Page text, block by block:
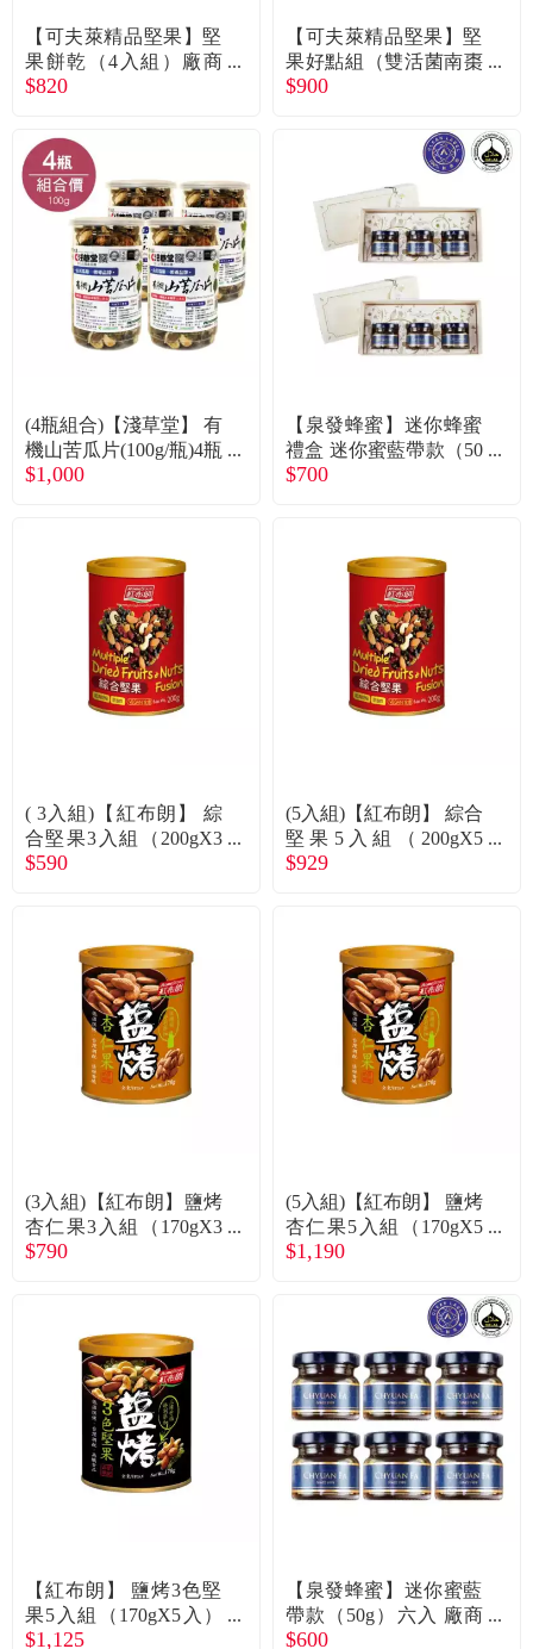
常見問題
【可夫萊精品堅果】堅
果餅乾（4入組）廠商
直送
$820
【可夫萊精品堅果】堅
果好點組（雙活菌南棗
核桃糕+紅棗夾核桃+雙
$900
(4瓶組合)【淺草堂】 有
機山苦瓜片(100g/瓶)4瓶
入 廠商直送
$1,000
【泉發蜂蜜】迷你蜂蜜
禮盒 迷你蜜藍帶款（50
gＸ3）二盒 廠商直送
$700
( 3入組)【紅布朗】 綜
合堅果3入組（200gX3
入）廠商直送
$590
(5入組)【紅布朗】 綜合
堅果5入組（200gX5
入）廠商直送
$929
(3入組)【紅布朗】鹽烤
杏仁果3入組（170gX3
入）廠商直送
$790
(5入組)【紅布朗】 鹽烤
杏仁果5入組（170gX5
入）廠商直送
$1,190
【紅布朗】 鹽烤3色堅
果5入組（170gX5入）
廠商直送
$1,125
【泉發蜂蜜】迷你蜜藍
帶款（50g）六入 廠商
直送
$600